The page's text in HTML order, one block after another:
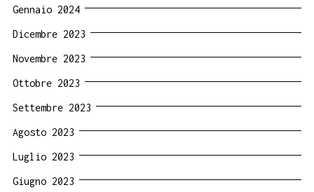
Gennaio 2024
Dicembre 2023
Novembre 2023
Ottobre 2023
Settembre 2023
Agosto 2023
Luglio 2023
Giugno 2023